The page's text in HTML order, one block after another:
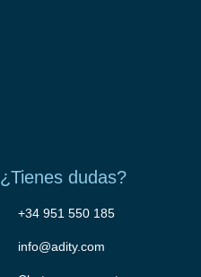
¿Tienes dudas?
+34 951 550 185
info@adity.com